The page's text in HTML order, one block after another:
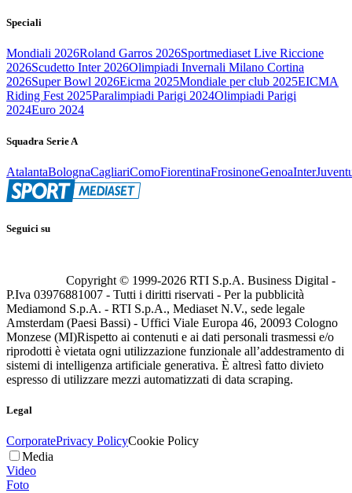
Speciali
Mondiali 2026Roland Garros 2026Sportmediaset Live Riccione
2026Scudetto Inter 2026Olimpiadi Invernali Milano Cortina
2026Super Bowl 2026Eicma 2025Mondiale per club 2025EICMA
Riding Fest 2025Paralimpiadi Parigi 2024Olimpiadi Parigi
2024Euro 2024
Squadra Serie A
AtalantaBolognaCagliariComoFiorentinaFrosinoneGenoaInter
Seguici su
Copyright © 1999-2026 RTI S.p.A. Business Digital -
P.Iva 03976881007 - Tutti i diritti riservati - Per la pubblicità
Mediamond S.p.A. - RTI S.p.A., Mediaset N.V., sede legale
Amsterdam (Paesi Bassi) - Uffici Viale Europa 46, 20093 Cologno
Monzese (MI)Rispetto ai contenuti e ai dati personali trasmessi e/o
riprodotti è vietata ogni utilizzazione funzionale all’addestramento di
sistemi di intelligenza artificiale generativa. È altresì fatto divieto
espresso di utilizzare mezzi automatizzati di data scraping.
Legal
CorporatePrivacy PolicyCookie Policy
Media
Video
Foto